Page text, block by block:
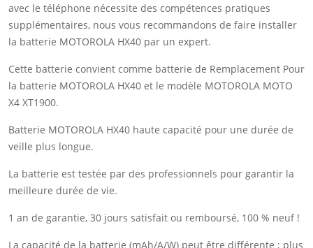
avec le téléphone nécessite des compétences pratiques
supplémentaires, nous vous recommandons de faire installer
la batterie MOTOROLA HX40 par un expert.
Cette batterie convient comme batterie de Remplacement Pour
la batterie MOTOROLA HX40 et le modèle MOTOROLA MOTO
X4 XT1900.
Batterie MOTOROLA HX40 haute capacité pour une durée de
veille plus longue.
La batterie est testée par des professionnels pour garantir la
meilleure durée de vie.
1 an de garantie, 30 jours satisfait ou remboursé, 100 % neuf !
La capacité de la batterie (mAh/A/W) peut être différente ; plus